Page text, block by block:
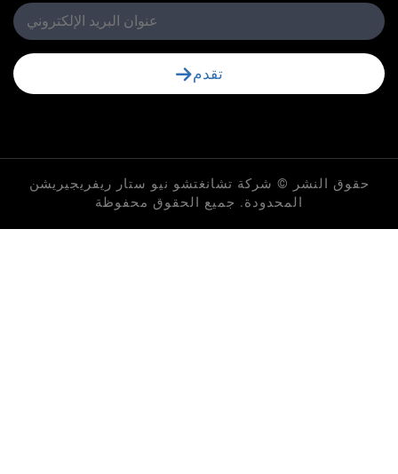
© شركة تشانغتشو نيو ستار ريفريجيريشن
المحدودة. جميع الحقوق محفوظة